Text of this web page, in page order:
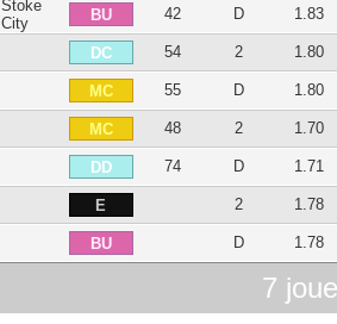
Stoke
City
BU 42 D
1.83
DC 54 2
1.80
MC 55 D
1.80
MC 48 2
1.70
DD 74 D
1.71
E 2 1.78
BU D 1.78
7